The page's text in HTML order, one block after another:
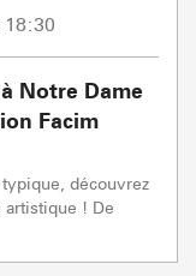
18:30
Notre Dame
Facim
découvrez
artistique ! De